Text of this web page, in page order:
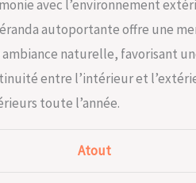
avec l’environnement
autoportante offre une
ambiance naturelle, favorisant
entre l’intérieur et
toute l’année.
Atout